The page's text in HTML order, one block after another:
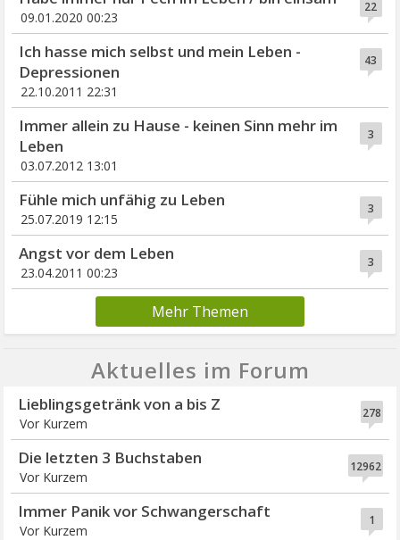
22
09.01.2020 00:23
43
Ich hasse mich selbst und mein Leben -
Depressionen
22.10.2011 22:31
3
Immer allein zu Hause - keinen Sinn mehr im
Leben
03.07.2012 13:01
3
Fühle mich unfähig zu Leben
25.07.2019 12:15
3
Angst vor dem Leben
23.04.2011 00:23
Mehr Themen
Aktuelles im Forum
278
Lieblingsgetränk von a bis Z
Vor Kurzem
12962
Die letzten 3 Buchstaben
Vor Kurzem
1
Immer Panik vor Schwangerschaft
Vor Kurzem